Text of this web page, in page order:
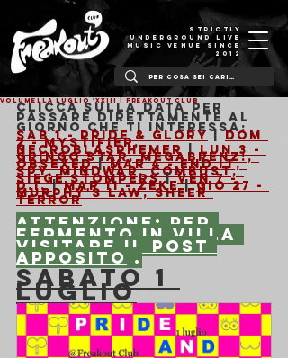
STRICTLY
UNDERGROUND LIVE
MUSIC VENUE SINCE
2012
VOLUMELLA LUGLIO 'XXIII | Freakout Club
Clicca sulla data per
passare direttamente al
giorno che ti interessa:
Sab 1 - Pride & Glory | Dom
2 - Mystifier,
Necroblasphemer | Lun 3 -
Gringo Star, Megabrenz!,
Obsexed | Mar 4 - End it,
Spy, Mindwar, Combust,
Siege Stompers | Ven 7 -
D.I. | Mar 11 - Zeke | Gio 27 -
Murphy's Law, Sheer
Terror
Attenzione: per
Fermento in Villa
visitare il post
apposito .
SABATO 1
LUGLIO